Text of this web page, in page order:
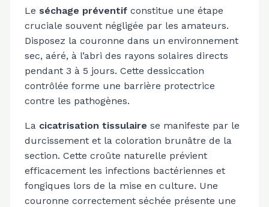
Le séchage préventifconstitue une étape
cruciale souvent négligée par les amateurs.
Disposez la couronne dans un environnement
sec, aéré, à l’abri des rayons solaires directs
pendant 3 à 5 jours. Cette dessiccation
contrôlée forme une barrière protectrice
contre les pathogènes.
La cicatrisation tissulaire se manifeste par le
durcissement et la coloration brunâtre de la
section. Cette croûte naturelle prévient
efficacement les infections bactériennes et
fongiques lors de la mise en culture. Une
couronne correctement séchée présente une